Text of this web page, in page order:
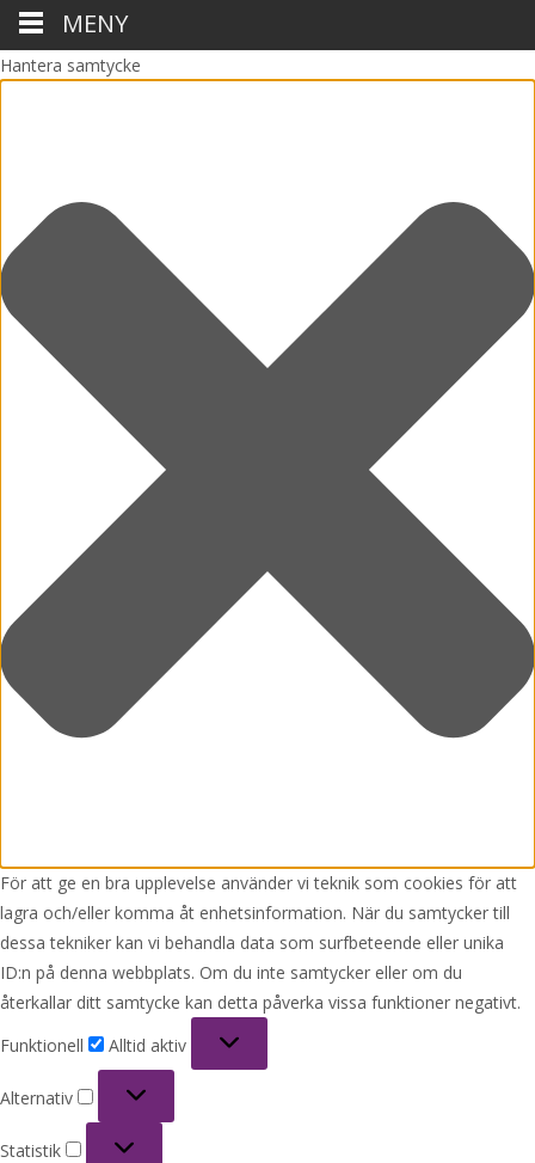
Hantera samtycke
För att ge en bra upplevelse använder vi teknik som cookies för att
lagra och/eller komma åt enhetsinformation. När du samtycker till
dessa tekniker kan vi behandla data som surfbeteende eller unika
ID:n på denna webbplats. Om du inte samtycker eller om du
återkallar ditt samtycke kan detta påverka vissa funktioner negativt.
Funktionell
Alltid aktiv
Alternativ
Statistik
MENY